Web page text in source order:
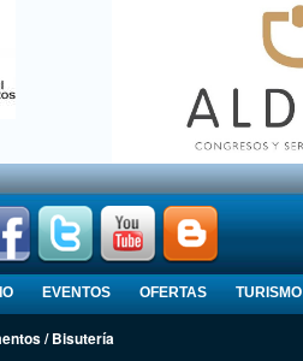
EVENTOS OFERTAS TURISMO
/ Bisutería